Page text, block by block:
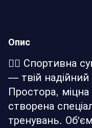
Опис
🏋️‍♂️ Спортивна
— твій надійний
Простора,
створена
тренувань.